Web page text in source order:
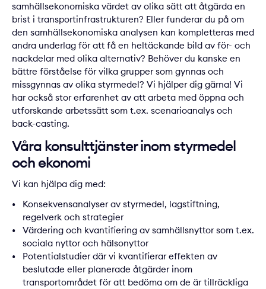
samhällsekonomiska värdet av olika sätt att åtgärda en
brist i transportinfrastrukturen? Eller funderar du på om
den samhällsekonomiska analysen kan kompletteras med
andra underlag för att få en heltäckande bild av för- och
nackdelar med olika alternativ? Behöver du kanske en
bättre förståelse för vilka grupper som gynnas och
missgynnas av olika styrmedel? Vi hjälper dig gärna! Vi
har också stor erfarenhet av att arbeta med öppna och
utforskande arbetssätt som t.ex. scenarioanalys och
back-casting.
Våra konsulttjänster inom styrmedel
och ekonomi
Vi kan hjälpa dig med:
Konsekvensanalyser av styrmedel, lagstiftning,
regelverk och strategier
Värdering och kvantifiering av samhällsnyttor som t.ex.
sociala nyttor och hälsonyttor
Potentialstudier där vi kvantifierar effekten av
beslutade eller planerade åtgärder inom
transportområdet för att bedöma om de är tillräckliga